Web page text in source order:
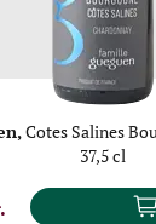
Cotes Salines
37,5 cl